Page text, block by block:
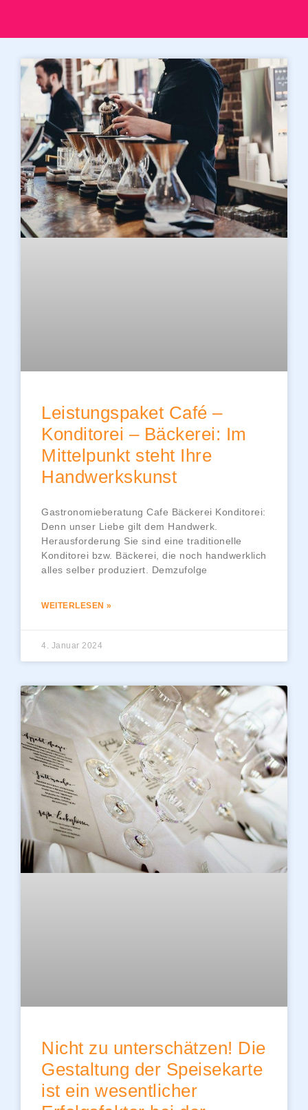
Leistungspaket Café –
Konditorei – Bäckerei: Im
Mittelpunkt steht Ihre
Handwerkskunst
Gastronomieberatung Cafe Bäckerei Konditorei:
Denn unser Liebe gilt dem Handwerk.
Herausforderung Sie sind eine traditionelle
Konditorei bzw. Bäckerei, die noch handwerklich
alles selber produziert. Demzufolge
WEITERLESEN »
4. Januar 2024
Nicht zu unterschätzen! Die
Gestaltung der Speisekarte
ist ein wesentlicher